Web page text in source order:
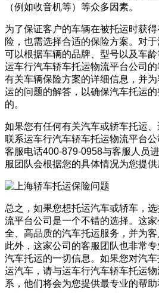
（例如收音机等）等众多因素。
为了保证客户的车辆在被托运时获
险，也需选择合适的保险方案。对
可以根据车辆的品牌、型号以及车龄
运车行汽车轿车托运物流平台公司
有关车辆保险方案的详细信息，并
运的问题的解答，以确保汽车托运
的。
如果您有任何有关汽车或轿车托运
联系运车行汽车轿车托运物流平台
客服电话400-879-0958与客服人员
服团队会根据您的具体情况为您提供
总之，如果您想托运汽车或轿车，
流平台公司是一个不错的选择。这
全、高品质的汽车托运服务，并为客
此外，这家公司的客服团队也非常
汽车托运的一切信息。如果您对汽
运汽车，请与运车行汽车轿车托运
系，他们将会为您提供最专业的帮助